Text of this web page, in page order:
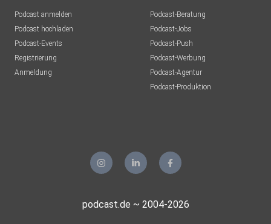
Podcast anmelden
Podcast hochladen
Podcast-Events
Registrierung
Anmeldung
Podcast-Beratung
Podcast-Jobs
Podcast-Push
Podcast-Werbung
Podcast-Agentur
Podcast-Produktion
podcast.de ~ 2004-2026